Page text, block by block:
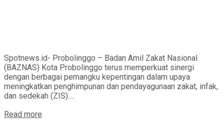
Spotnews.id- Probolinggo – Badan Amil Zakat Nasional
(BAZNAS) Kota Probolinggo terus memperkuat sinergi
dengan berbagai pemangku kepentingan dalam upaya
meningkatkan penghimpunan dan pendayagunaan zakat, infak,
dan sedekah (ZIS)....
Read more